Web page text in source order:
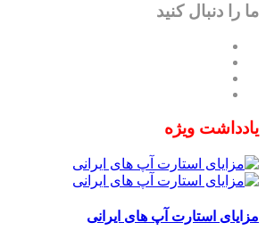
ما را دنبال کنید
یادداشت ویژه
مزایای استارت آپ های ایرانی